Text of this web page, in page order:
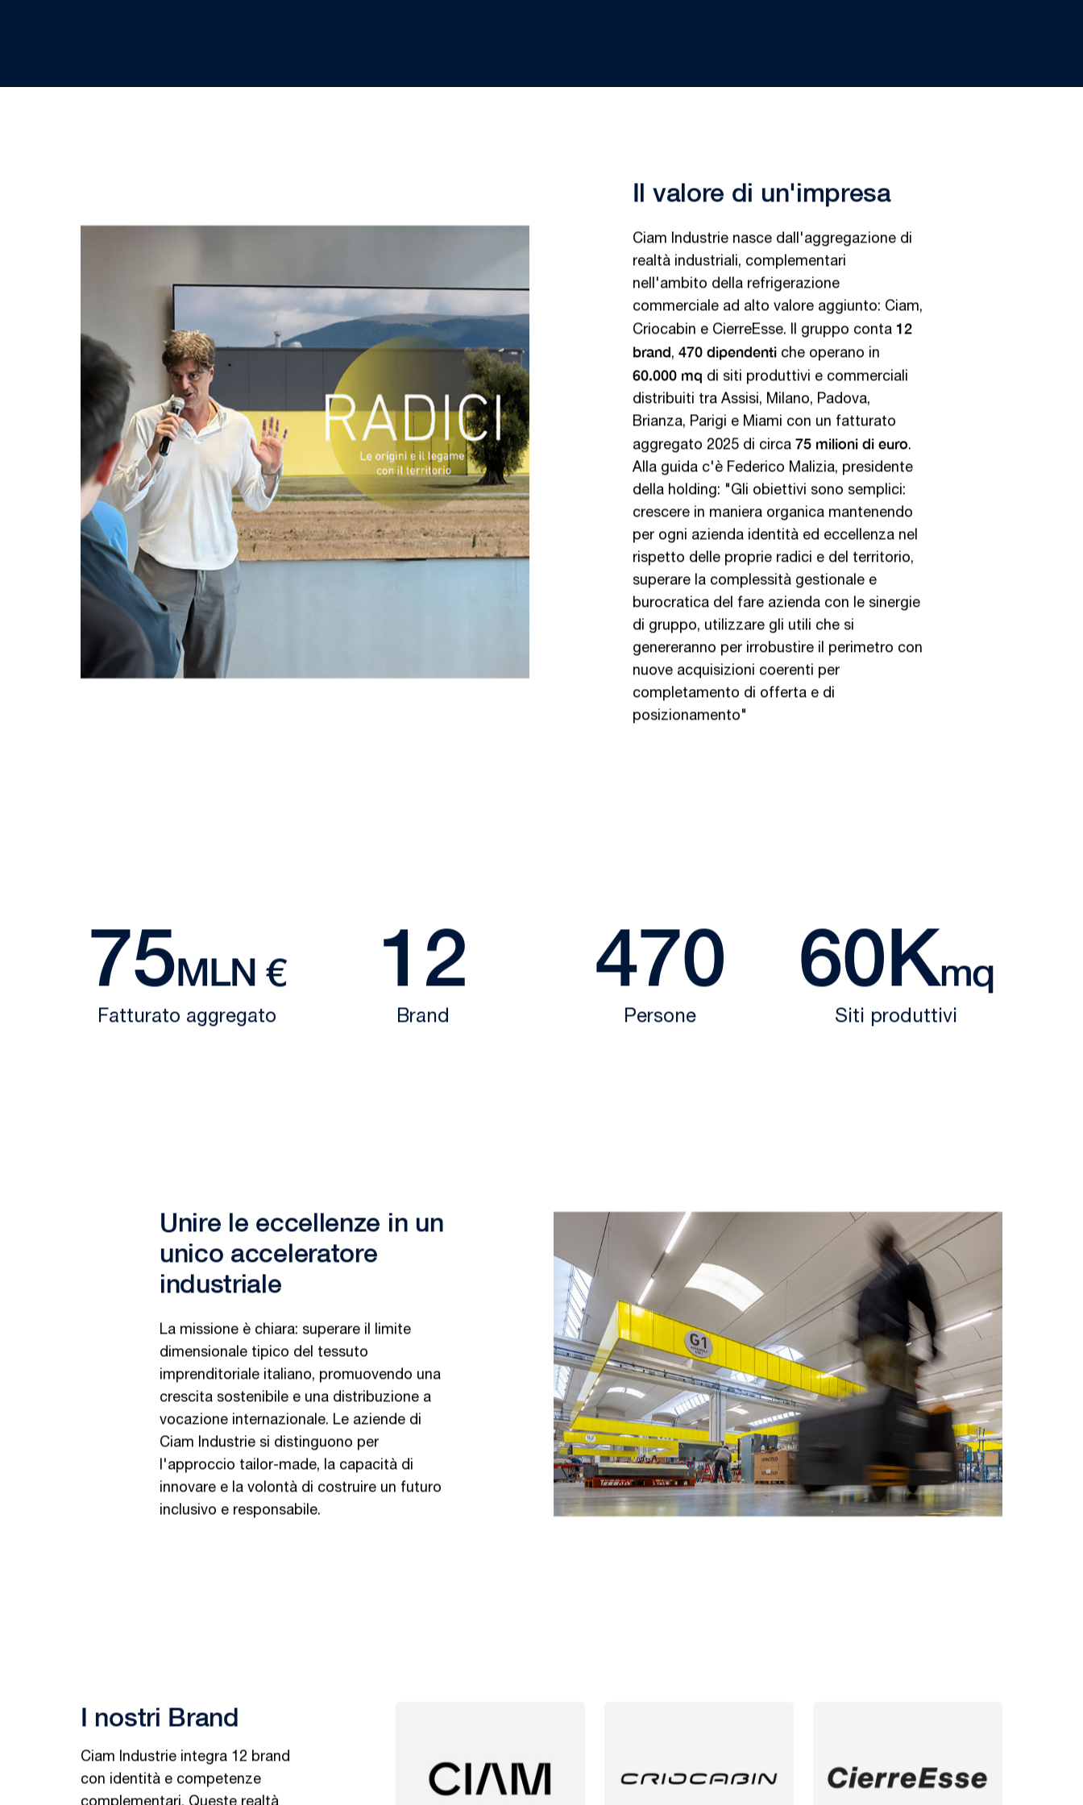
Il valore di un'impresa
Ciam Industrie nasce dall'aggregazione di
realtà industriali, complementari
nell'ambito della refrigerazione
commerciale ad alto valore aggiunto: Ciam,
Criocabin e CierreEsse. Il gruppo conta 12
brand, 470 dipendentiche operano in
60.000 mq di siti produttivi e commerciali
distribuiti tra Assisi, Milano, Padova,
Brianza, Parigi e Miami con un fatturato
aggregato 2025 di circa 75 milioni di euro.
Alla guida c'è Federico Malizia, presidente
della holding: "Gli obiettivi sono semplici:
crescere in maniera organica mantenendo
per ogni azienda identità ed eccellenza nel
rispetto delle proprie radici e del territorio,
superare la complessità gestionale e
burocratica del fare azienda con le sinergie
di gruppo, utilizzare gli utili che si
genereranno per irrobustire il perimetro con
nuove acquisizioni coerenti per
completamento di offerta e di
posizionamento"
75MLN €
Fatturato aggregato
12
Brand
470
Persone
60Kmq
Siti produttivi
Unire le eccellenze in un
unico acceleratore
industriale
La missione è chiara: superare il limite
dimensionale tipico del tessuto
imprenditoriale italiano, promuovendo una
crescita sostenibile e una distribuzione a
vocazione internazionale. Le aziende di
Ciam Industrie si distinguono per
l'approccio tailor-made, la capacità di
innovare e la volontà di costruire un futuro
inclusivo e responsabile.
I nostri Brand
Ciam Industrie integra 12 brand
con identità e competenze
complementari. Queste realtà